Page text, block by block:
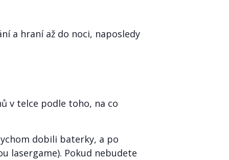
a hraní až do noci, naposledy
v telce podle toho, na co
dobili baterky, a po
lasergame). Pokud nebudete